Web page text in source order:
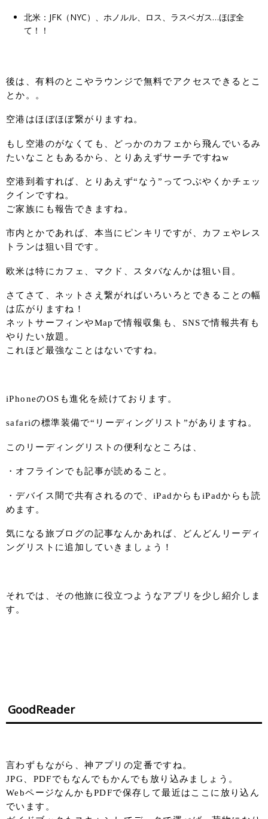
北米：JFK（NYC）、ホノルル、ロス、ラスベガス…ほぼ全
て！！
後は、有料のとこやラウンジで無料でアクセスできるとこ
とか。。
空港はほぼほぼ繋がりますね。
もし空港のがなくても、どっかのカフェから飛んでいるみ
たいなこともあるから、とりあえずサーチですねw
空港到着すれば、とりあえず“なう”ってつぶやくかチェッ
クインですね。
ご家族にも報告できますね。
市内とかであれば、本当にピンキリですが、カフェやレス
トランは狙い目です。
欧米は特にカフェ、マクド、スタバなんかは狙い目。
さてさて、ネットさえ繋がればいろいろとできることの幅
は広がりますね！
ネットサーフィンやMapで情報収集も、SNSで情報共有も
やりたい放題。
これほど最強なことはないですね。
iPhoneのOSも進化を続けております。
safariの標準装備で“リーディングリスト”がありますね。
このリーディングリストの便利なところは、
・オフラインでも記事が読めること。
・デバイス間で共有されるので、iPadからもiPadからも読
めます。
気になる旅ブログの記事なんかあれば、どんどんリーディ
ングリストに追加していきましょう！
それでは、その他旅に役立つようなアプリを少し紹介しま
す。
GoodReader
言わずもながら、神アプリの定番ですね。
JPG、PDFでもなんでもかんでも放り込みましょう。
WebページなんかもPDFで保存して最近はここに放り込ん
でいます。